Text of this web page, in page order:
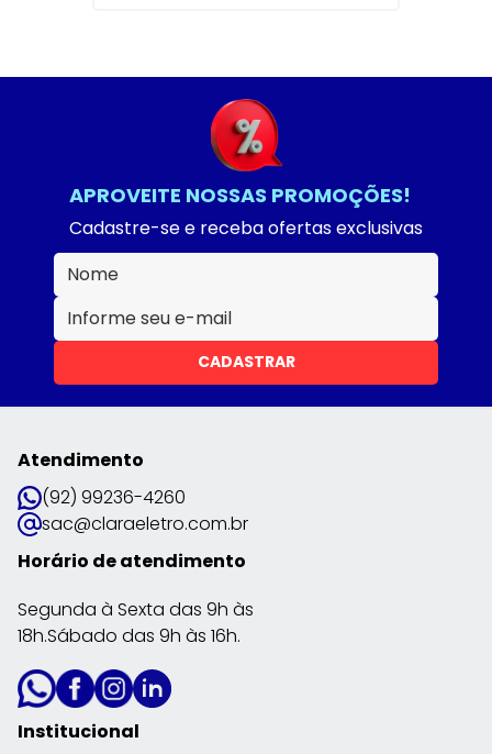
APROVEITE NOSSAS PROMOÇÕES!
Cadastre-se e receba ofertas exclusivas
CADASTRAR
Atendimento
(92) 99236-4260
sac@claraeletro.com.br
Horário de atendimento
Segunda à Sexta das 9h às
18h.Sábado das 9h às 16h.
Institucional